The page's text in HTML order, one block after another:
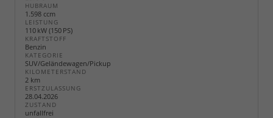
HUBRAUM
1.598 ccm
LEISTUNG
110 kW (150 PS)
KRAFTSTOFF
Benzin
KATEGORIE
SUV/Geländewagen/Pickup
KILOMETERSTAND
2 km
ERSTZULASSUNG
28.04.2026
ZUSTAND
unfallfrei